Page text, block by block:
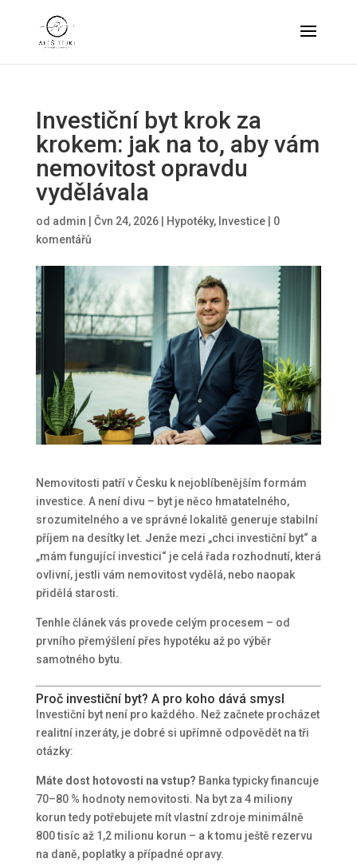
Investiční byt krok za
krokem: jak na to, aby vám
nemovitost opravdu
vydělávala
od admin Čvn 24, 2026| Hypotéky, Investice| 0
komentářů
Nemovitosti patří v Česku k nejoblíbenějším formám
investice. A není divu – byt je něco hmatatelného,
srozumitelného a ve správné lokalitě generuje stabilní
příjem na desítky let. Jenže mezi „chci investiční byt“ a
„mám fungující investici“ je celá řada rozhodnutí, která
ovlivní, jestli vám nemovitost vydělá, nebo naopak
přidělá starosti.
Tenhle článek vás provede celým procesem – od
prvního přemýšlení přes hypotéku až po výběr
samotného bytu.
Proč investiční byt? A pro koho dává smysl
Investiční byt není pro každého. Než začnete procházet
realitní inzeráty, je dobré si upřímně odpovědět na tři
otázky:
Máte dost hotovosti na vstup? Banka typicky financuje
70–80 % hodnoty nemovitosti. Na byt za 4 miliony
korun tedy potřebujete mít vlastní zdroje minimálně
800 tisíc až 1,2 milionu korun – a k tomu ještě rezervu
na daně, poplatky a případné opravy.